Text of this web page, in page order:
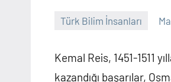
Türk Bilim İnsanları
Kemal Reis, 1451-1511
kazandığı başarılar,